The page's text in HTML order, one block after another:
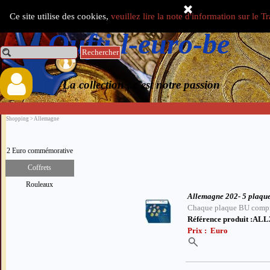
Ce site utilise des cookies, veuillez lire la note d'information sur le
Oufti-l-euro-be
Rechercher
0.00 € La collection , c'est notre passion
Shopping >Allemagne
2 Euro commémorative
Coffrets
Rouleaux
Allemagne 202- 5
Chaque plaque BU
Référence produit
Prix : Euro